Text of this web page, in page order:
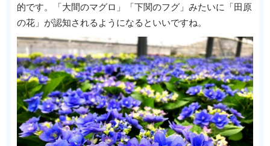
的です。「大間のマグロ」「下関のフグ」みたいに「田原
の花」が認知されるようになるといいですね。